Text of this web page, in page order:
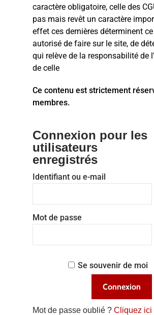
caractère obligatoire, celle des
pas mais revêt un caractère
effet ces dernières déterminent ce
autorisé de faire sur le site, de
qui relève de la responsabilité de
de celle
Ce contenu est strictement
membres.
Connexion pour les
utilisateurs
enregistrés
Identifiant ou e-mail
Mot de passe
Se souvenir de moi
Mot de passe oublié ?Cliquez ici